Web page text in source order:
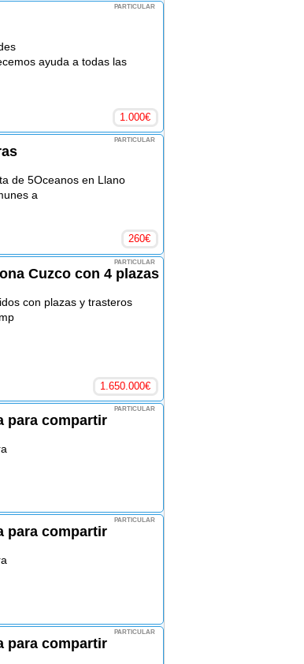
PARTICULAR
ayuda a todas las
1.000€
PARTICULAR
de 5Oceanos en Llano
a
260€
PARTICULAR
Cuzco con 4 plazas
con plazas y trasteros
1.650.000€
PARTICULAR
para compartir
PARTICULAR
para compartir
PARTICULAR
para compartir